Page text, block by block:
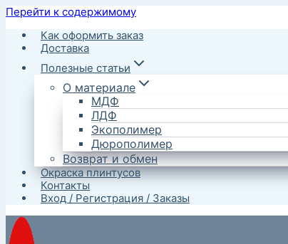
Перейти к содержимому
Как оформить заказ
Доставка
Полезные статьи
О материале
МДФ
ЛДФ
Экополимер
Дюрополимер
Возврат и обмен
Окраска плинтусов
Контакты
Вход / Регистрация / Заказы